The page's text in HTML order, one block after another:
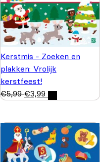
Kerstmis - Zoeken en
plakken: Vrolijk
kerstfeest!
€5,99 €3,99